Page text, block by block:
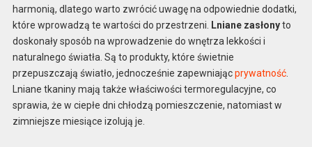
harmonią, dlatego warto zwrócić uwagę na odpowiednie dodatki,
które wprowadzą te wartości do przestrzeni.
Lniane zasłonyto
doskonały sposób na wprowadzenie do wnętrza lekkości i
naturalnego światła. Są to produkty, które świetnie
przepuszczają światło, jednocześnie zapewniającprywatność.
Lniane tkaniny mają także właściwości termoregulacyjne, co
sprawia, że w ciepłe dni chłodzą pomieszczenie, natomiast w
zimniejsze miesiące izolują je.